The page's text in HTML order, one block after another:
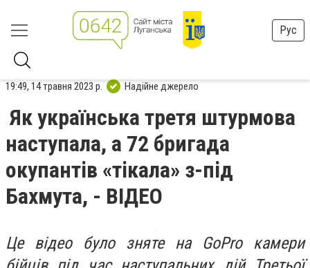
Рус
19:49, 14 травня 2023 р. Надійне джерело
Як українська третя штурмова
наступала, а 72 бригада
окупантів «тікала» з-під
Бахмута, - ВІДЕО
Це відео було зняте на GoPro камери